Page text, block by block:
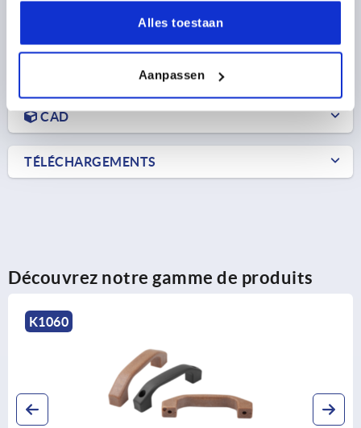
Alles toestaan
Aanpassen
DÉTAILS DU PRODUIT
CAD
TÉLÉCHARGEMENTS
Découvrez notre gamme de produits
K1060